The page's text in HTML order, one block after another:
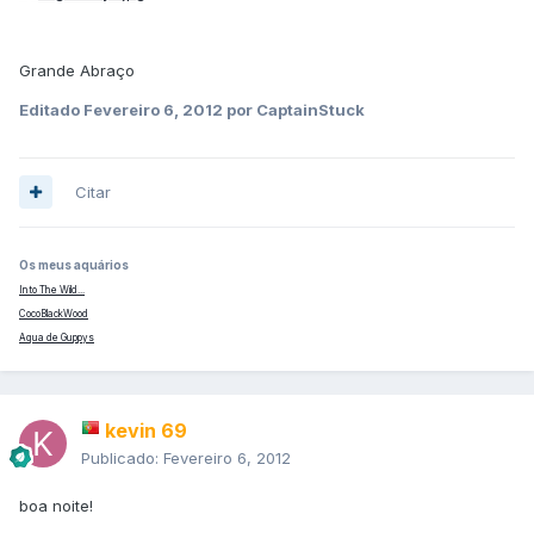
Grande Abraço
Editado Fevereiro 6, 2012 por CaptainStuck
Citar
Os meus aquários
Into The Wild...
CocoBlackWood
Aqua de Guppys
kevin 69
Publicado: Fevereiro 6, 2012
boa noite!